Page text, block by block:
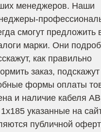
менеджеров. Наши
смогут предложить
марки. Они
как правильно
заказ, подскажут
формы оплаты
и наличие кабеля
указанные на
публичной